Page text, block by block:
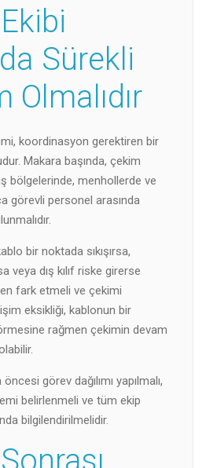
Sürekli
Olmalıdır
koordinasyon gerektiren bir
Makara başında, çekim
bölgelerinde, menhollerde ve
görevli personel arasında
bir noktada sıkışırsa,
veya dış kılıf riske girerse
fark etmeli ve çekimi
eksikliği, kablonun bir
rağmen çekimin devam
görev dağılımı yapılmalı,
belirlenmeli ve tüm ekip
bilgilendirilmelidir.